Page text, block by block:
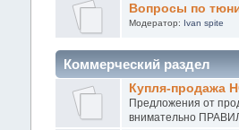
Вопросы по
Модератор: Ivan spite
Коммерческий раздел
Купля-продажа
Предложения от
внимательно